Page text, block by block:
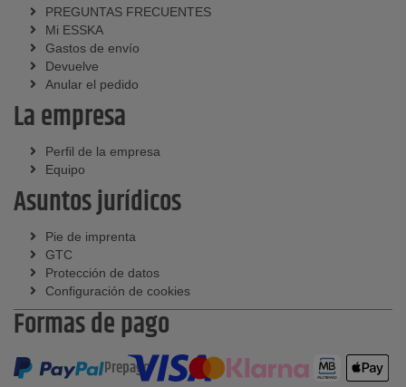
PREGUNTAS FRECUENTES
Mi ESSKA
Gastos de envío
Devuelve
Anular el pedido
La empresa
Perfil de la empresa
Equipo
Asuntos jurídicos
Pie de imprenta
GTC
Protección de datos
Configuración de cookies
Formas de pago
Prepago